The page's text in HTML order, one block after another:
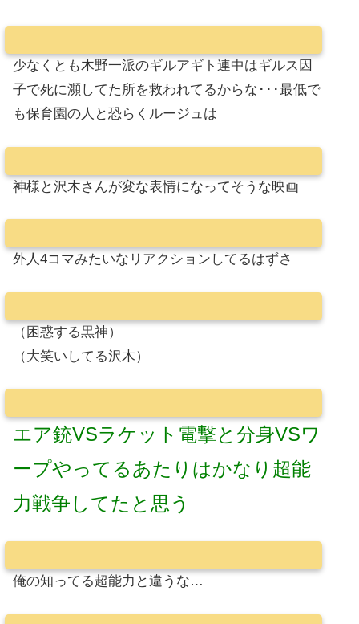
少なくとも木野一派のギルアギト連中はギルス因
子で死に瀕してた所を救われてるからな･･･最低で
も保育園の人と恐らくルージュは
神様と沢木さんが変な表情になってそうな映画
外人4コマみたいなリアクションしてるはずさ
（困惑する黒神）
（大笑いしてる沢木）
エア銃VSラケット電撃と分身VSワ
ープやってるあたりはかなり超能
力戦争してたと思う
俺の知ってる超能力と違うな…